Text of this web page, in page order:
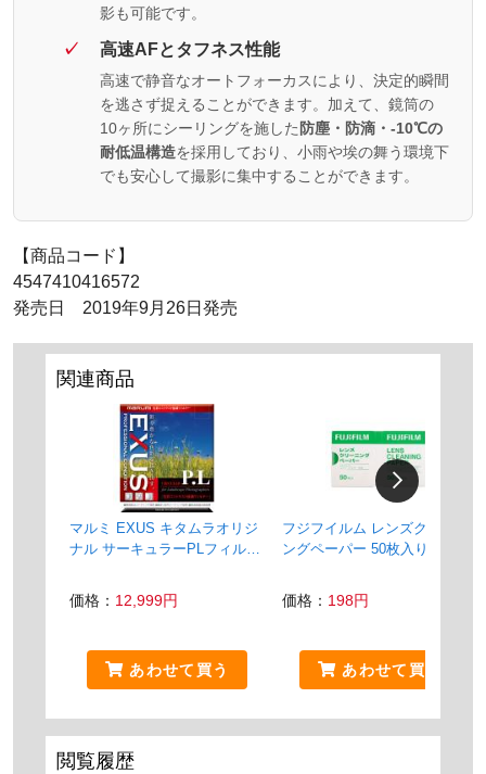
影も可能です。
高速AFとタフネス性能
高速で静音なオートフォーカスにより、決定的瞬間
を逃さず捉えることができます。加えて、鏡筒の
10ヶ所にシーリングを施した 防塵・防滴・-10℃の
耐低温構造を採用しており、小雨や埃の舞う環境下
でも安心して撮影に集中することができます。
【商品コード】
4547410416572
発売日 2019年9月26日発売
関連商品
マルミ EXUS キタムラオリジ
ナル サーキュラーPLフィルタ
価格： 12,999円
あわせて買う
フジフイルム レンズクリーニ
ングペーパー 50枚入り
価格： 198円
あわせて買う
閲覧履歴